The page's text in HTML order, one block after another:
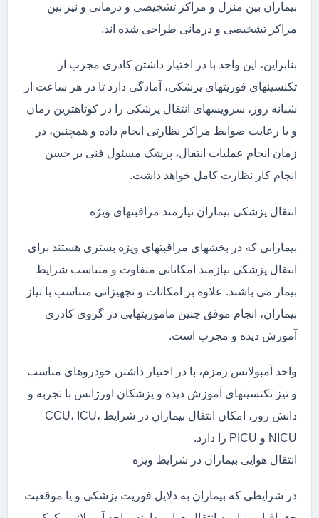
بیماران بین منزل و مراکز تشخیصی و درمانی و نیز بین
مراکز تشخیصی و درمانی طراحی شده اند.
بنابراین، این واحد با در اختیار داشتن کادری مجرب از
تکنسینهای فوریتهای پزشکی، آمادگی دارد تا در هر ساعت از
شبانه روز، سرویسهای انتقال پزشکی را در کوتاهترین زمان
و با رعایت ضوابط مراکز نظارتی انجام داده و همچنین، در
زمان انجام عملیات انتقال، پزشک مسئول فنی بر حسن
انجام کار نظارت کامل خواهد داشت.
انتقال پزشکی بیماران نیازمند مراقبتهای ویژه
بیمارانی که در بخشهای مراقبتهای ویژه بستری هستند برای
انتقال پزشکی نیازمند امکاناتی متفاوت و متناسب شرایط
بیمار می باشند. علاوه بر امکانات و تجهیزاتی متناسب با نیاز
بیماران، انجام موفق چنین ماموریتهایی در گروی کادری
آموزش دیده و مجرب است.
واحد آمبولانس زمزم، با در اختیار داشتن خودروهای مناسب
و نیز تکنسینهای آموزش دیده و پزشکان اورژانس با تجربه و
دانش روز، امکان انتقال بیماران در شرایط CCU، ICU،
NICU و PICU را دارد.
انتقال هوایی بیماران در شرایط ویژه
در شرایطی که بیماران به دلایل فوریت پزشکی و یا موقعیت